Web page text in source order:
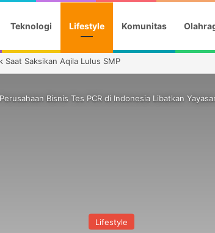
Teknologi Lifestyle Komunitas
Saksikan Aqila Lulus SMP
Bisnis Tes PCR di Indonesia Libatkan
Lifestyle